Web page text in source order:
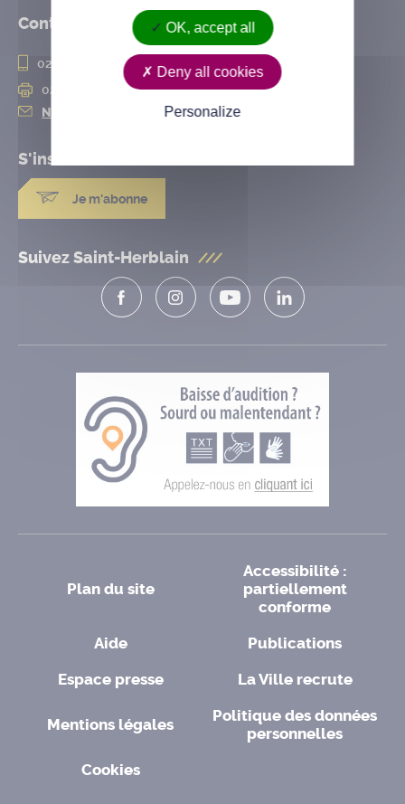
Contact
02 28 25 20 00
02 28 25 20 10
Nous contacter
S'inscrire à la
Je m'abonne
Suivez Saint-Herblain
Plan du site
Accessibilité :
partiellement
conforme
Aide
Publications
Espace presse
La Ville recrute
Mentions légales
Politique des données
personnelles
Cookies
OK, accept all
Deny all cookies
Personalize